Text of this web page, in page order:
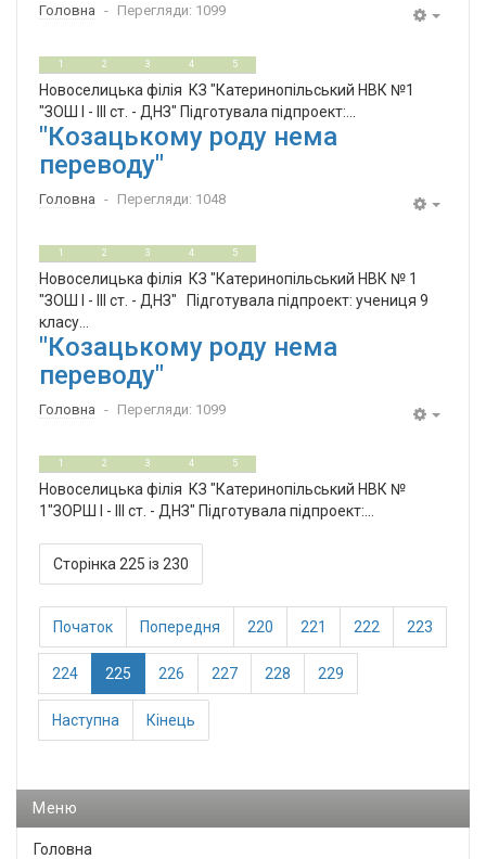
Головна Перегляди: 1099
1 2 3 4 5
Новоселицька філія КЗ "Катеринопільський НВК №1
"ЗОШ І - ІІІ ст. - ДНЗ" Підготувала підпроект:...
"Козацькому роду нема
переводу"
Головна Перегляди: 1048
1 2 3 4 5
Новоселицька філія КЗ "Катеринопільський НВК № 1
"ЗОШ І - ІІІ ст. - ДНЗ" Підготувала підпроект: учениця 9
класу...
"Козацькому роду нема
переводу"
Головна Перегляди: 1099
1 2 3 4 5
Новоселицька філія КЗ "Катеринопільський НВК №
1"ЗОРШ І - ІІІ ст. - ДНЗ" Підготувала підпроект:...
Сторінка 225 із 230
Початок Попередня 220 221 222 223
224 225 226 227 228 229
Наступна Кінець
Меню
Головна